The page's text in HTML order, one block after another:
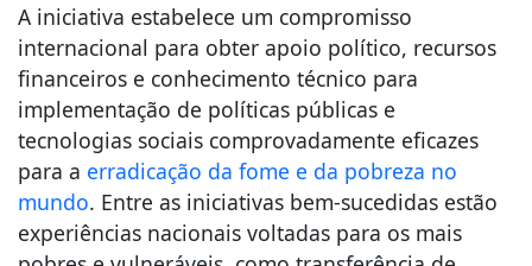
A iniciativa estabelece um compromisso
internacional para obter apoio político, recursos
financeiros e conhecimento técnico para
implementação de políticas públicas e
tecnologias sociais comprovadamente eficazes
para a erradicação da fome e da pobreza no
mundo. Entre as iniciativas bem-sucedidas estão
experiências nacionais voltadas para os mais